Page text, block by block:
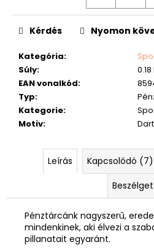
Kategória:
Súly:
EAN vonalkód:
Typ:
Kategorie:
Motiv:
Kérdés Nyomon
Leírás Kapcsolódó (7)
Pénztárcánk nagyszerű,
mindenkinek, aki élvezi a
pillanatait egyaránt.